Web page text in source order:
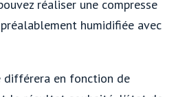
réaliser une compresse
humidifiée avec
différera en fonction de